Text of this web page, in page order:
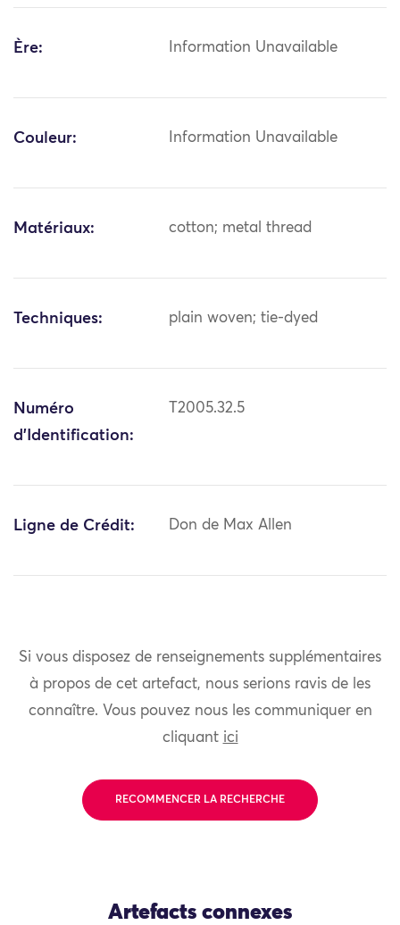
Ère: Information Unavailable
Couleur: Information Unavailable
Matériaux: cotton; metal thread
Techniques: plain woven; tie-dyed
Numéro
d'Identification:
T2005.32.5
Ligne de Crédit: Don de Max Allen
Si vous disposez de renseignements supplémentaires
à propos de cet artefact, nous serions ravis de les
connaître. Vous pouvez nous les communiquer en
cliquant ici
RECOMMENCER LA RECHERCHE
Artefacts connexes